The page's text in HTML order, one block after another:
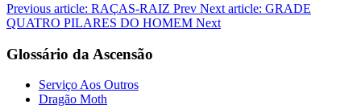
Previous article: RAÇAS-RAIZ Prev Next article: GRADE
QUATRO PILARES DO HOMEM Next
Glossário da Ascensão
Serviço Aos Outros
Dragão Moth